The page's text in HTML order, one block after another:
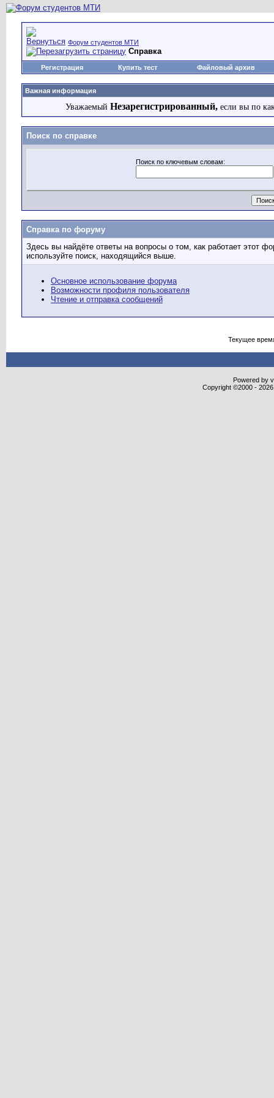
Форум студентов МТИ
Справка
Регистрация Купить тест Файловый архив
Важная информация
Уважаемый Незарегистрированный, если вы по
Поиск по справке
Поиск по ключевым словам:
Справка по форуму
Здесь вы найдёте ответы на вопросы о том, как работает этот
используйте поиск, находящийся выше.
Основное использование форума
Возможности профиля пользователя
Чтение и отправка сообщений
Текущее
Powered by
Copyright ©2000 -